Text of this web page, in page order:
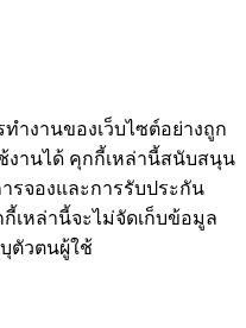
ำงานของเว็บไซต์อย่างถูก
งานได้ คุกกี้เหล่านี้สนับสนุน
รจองและการรับประกัน
เหล่านี้จะไม่จัดเก็บข้อมูล
ตัวตนผู้ใช้